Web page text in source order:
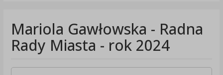
Mariola Gawłowska - Radna
Rady Miasta - rok 2024